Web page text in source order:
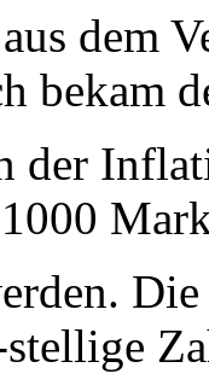
aus dem
bekam
der
Die